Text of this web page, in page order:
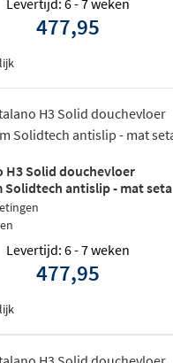
Levertijd: 6 - 7 weken
477,95
H3 Solid douchevloer
Solidtech antislip - mat seta
Levertijd: 6 - 7 weken
477,95